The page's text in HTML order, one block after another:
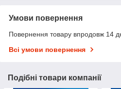
Умови повернення
Повернення товару впродовж 14
Всі умови повернення
Подібні товари компанії